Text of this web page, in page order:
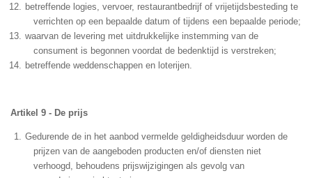
betreffende logies, vervoer, restaurantbedrijf of vrijetijdsbesteding te
verrichten op een bepaalde datum of tijdens een bepaalde periode;
waarvan de levering met uitdrukkelijke instemming van de
consument is begonnen voordat de bedenktijd is verstreken;
betreffende weddenschappen en loterijen.
Artikel 9 - De prijs
Gedurende de in het aanbod vermelde geldigheidsduur worden de
prijzen van de aangeboden producten en/of diensten niet
verhoogd, behoudens prijswijzigingen als gevolg van